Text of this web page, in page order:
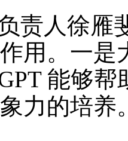
责人徐雁
用。一是
能够
力的培